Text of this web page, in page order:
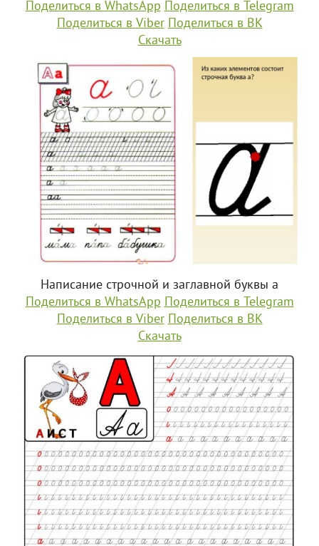
Поделиться в WhatsApp Поделиться в Telegram
Поделиться в Viber Поделиться в ВК
Скачать
Написание строчной и заглавной буквы а
Поделиться в WhatsApp Поделиться в Telegram
Поделиться в Viber Поделиться в ВК
Скачать